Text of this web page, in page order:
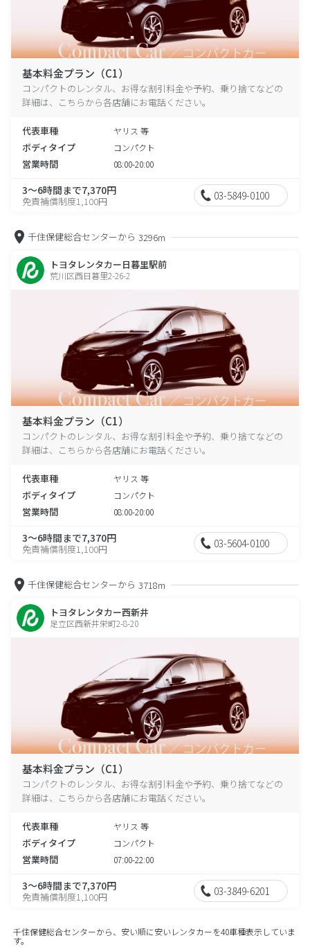
基本料金プラン（C1）
コンパクトのレンタル、お得な割引料金や予約、乗り捨てなどの
詳細は、こちらから各店舗にお電話ください。
代表車種 ヤリス 等
ボディタイプ コンパクト
営業時間 08:00-20:00
3～6時間まで7,370円
免責補償制度1,100円 03-5849-0100
千住保健総合センターから 3296m
トヨタレンタカー日暮里駅前
荒川区西日暮里2-26-2
基本料金プラン（C1）
コンパクトのレンタル、お得な割引料金や予約、乗り捨てなどの
詳細は、こちらから各店舗にお電話ください。
代表車種 ヤリス 等
ボディタイプ コンパクト
営業時間 08:00-20:00
3～6時間まで7,370円
免責補償制度1,100円 03-5604-0100
千住保健総合センターから 3718m
トヨタレンタカー西新井
足立区西新井栄町2-8-20
基本料金プラン（C1）
コンパクトのレンタル、お得な割引料金や予約、乗り捨てなどの
詳細は、こちらから各店舗にお電話ください。
代表車種 ヤリス 等
ボディタイプ コンパクト
営業時間 07:00-22:00
3～6時間まで7,370円
免責補償制度1,100円 03-3849-6201
千住保健総合センターから、安い順に安いレンタカーを40車種表示していま
す。